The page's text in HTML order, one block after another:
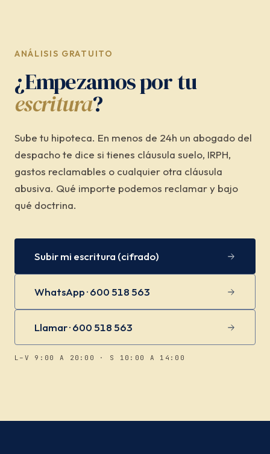
ANÁLISIS GRATUITO
¿Empezamos por tu
escritura?
Sube tu hipoteca. En menos de 24h un abogado del
despacho te dice si tienes cláusula suelo, IRPH,
gastos reclamables o cualquier otra cláusula
abusiva. Qué importe podemos reclamar y bajo
qué doctrina.
Subir mi escritura (cifrado)
WhatsApp · 600 518 563
Llamar · 600 518 563
L–V 9:00 A 20:00 · S 10:00 A 14:00